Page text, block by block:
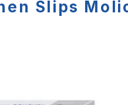
Slips